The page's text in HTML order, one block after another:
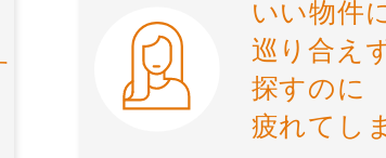
いい物件
巡り合え
探すのに
疲れてし